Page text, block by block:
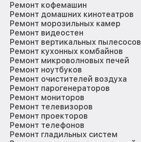
Ремонт кофемашин
Ремонт домашних кинотеатров
Ремонт морозильных камер
Ремонт видеостен
Ремонт вертикальных пылесосов
Ремонт кухонных комбайнов
Ремонт микроволновых печей
Ремонт ноутбуков
Ремонт очистителей воздуха
Ремонт парогенераторов
Ремонт мониторов
Ремонт телевизоров
Ремонт проекторов
Ремонт телефонов
Ремонт гладильных систем